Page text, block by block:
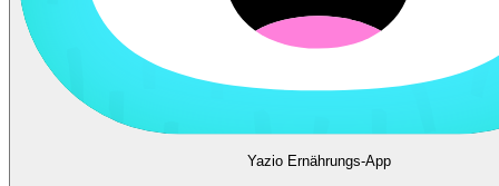
Yazio Ernährungs-App